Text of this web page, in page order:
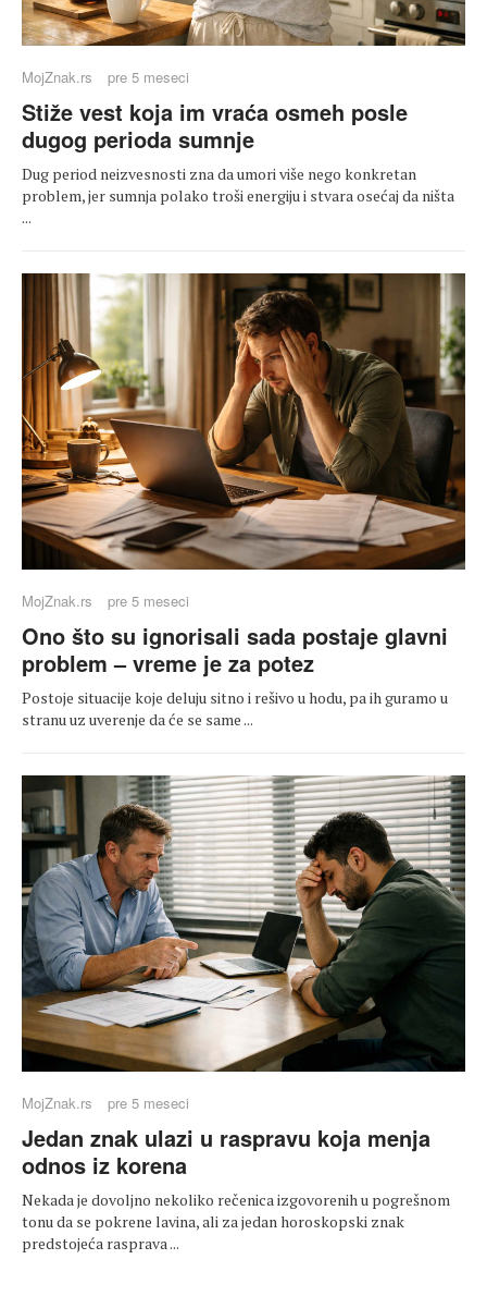
MojZnak.rs pre 5 meseci
Stiže vest koja im vraća osmeh posle
dugog perioda sumnje
Dug period neizvesnosti zna da umori više nego konkretan
problem, jer sumnja polako troši energiju i stvara osećaj da ništa
...
MojZnak.rs pre 5 meseci
Ono što su ignorisali sada postaje glavni
problem – vreme je za potez
Postoje situacije koje deluju sitno i rešivo u hodu, pa ih guramo u
stranu uz uverenje da će se same ...
MojZnak.rs pre 5 meseci
Jedan znak ulazi u raspravu koja menja
odnos iz korena
Nekada je dovoljno nekoliko rečenica izgovorenih u pogrešnom
tonu da se pokrene lavina, ali za jedan horoskopski znak
predstojeća rasprava ...